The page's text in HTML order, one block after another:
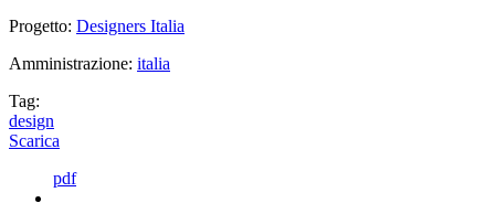
Progetto: Designers Italia
Amministrazione: italia
Tag:
design
Scarica
pdf